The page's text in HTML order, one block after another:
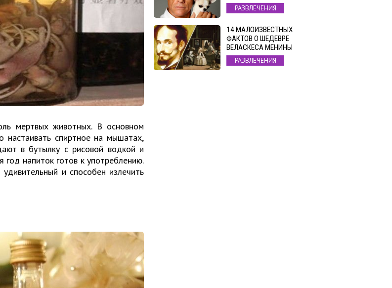
мертвых животных. В основном
настаивать спиртное на мышатах,
в бутылку с рисовой водкой и
год напиток готов к употреблению.
и способен излечить
РАЗВЛЕЧЕНИЯ
14 МАЛОИЗВЕСТНЫХ
ФАКТОВ О ШЕДЕВРЕ
ВЕЛАСКЕСА МЕНИНЫ
РАЗВЛЕЧЕНИЯ